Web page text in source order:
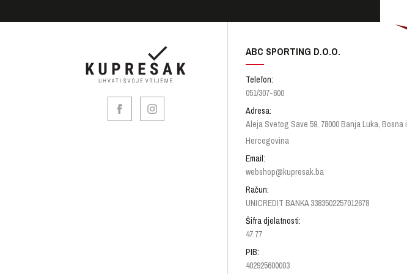
ABC SPORTING D.O.O.
Telefon:
051/307-600
Adresa:
Aleja Svetog Save 59, 78000 Banja Luka, Bosna i
Hercegovina
Email:
webshop@kupresak.ba
Račun:
UNICREDIT BANKA 3383502257012678
Šifra djelatnosti:
47.77
PIB:
402925600003